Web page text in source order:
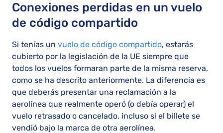
Conexiones perdidas en un vuelo
de código compartido
Si tenías un vuelo de código compartido, estarás
cubierto por la legislación de la UE siempre que
todos los vuelos formaran parte de la misma reserva,
como se ha descrito anteriormente. La diferencia es
que deberás presentar una reclamación a la
aerolínea que realmente operó (o debía operar) el
vuelo retrasado o cancelado, incluso si el billete se
vendió bajo la marca de otra aerolínea.